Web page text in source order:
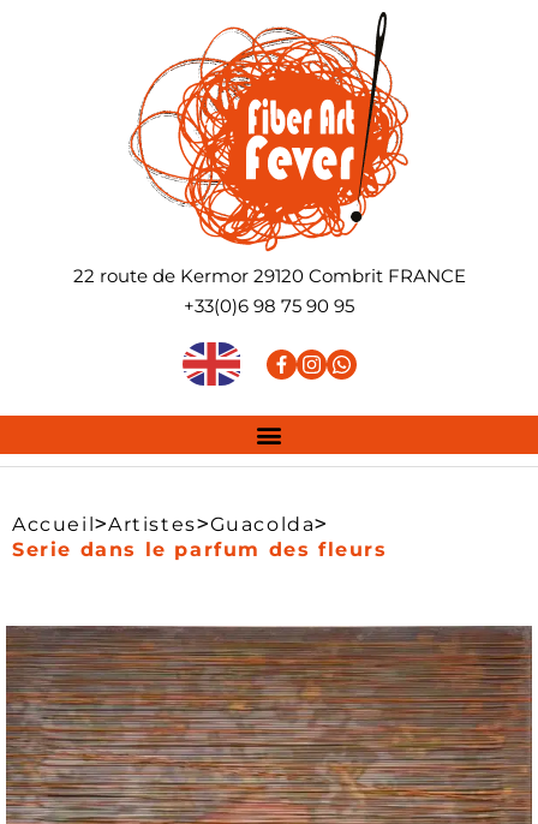
22 route de Kermor 29120 Combrit FRANCE
+33(0)6 98 75 90 95
Accueil>Artistes>Guacolda>
Serie dans le parfum des fleurs